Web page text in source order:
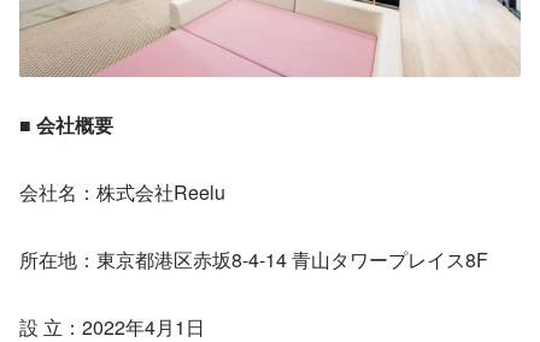
■ 会社概要
会社名：株式会社Reelu
所在地：東京都港区赤坂8-4-14 青山タワープレイス8F
設 立：2022年4月1日